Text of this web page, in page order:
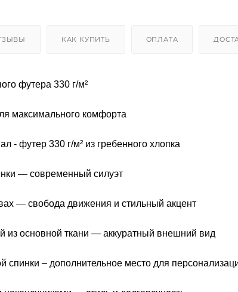
КАК КУПИТЬ ОПЛАТА
футера 330 г/м²
максимального комфорта
- футер 330 г/м² из гребенного хлопка
― современный силуэт
― свобода движения и стильный акцент
из основной ткани ― аккуратный внешний вид
спинки – дополнительное место для